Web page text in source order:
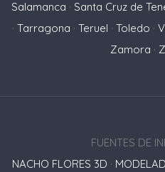
Salamanca · Santa Cruz de
· Tarragona · Teruel · Toledo ·
Zamora ·
FUENTES DE
NACHO FLORES 3D ·